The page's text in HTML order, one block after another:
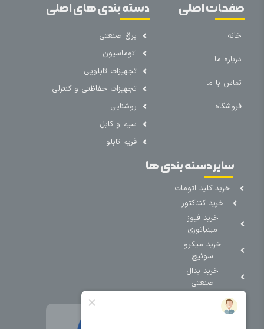
صفحات اصلی
خانه
درباره ما
تماس با ما
فروشگاه
دسته بندی های اصلی
برق صنعتی
اتوماسیون
تجهیزات تابلویی
تجهیزات حفاظتی و کنترلی
روشنایی
سیم و کابل
فریم تابلو
سایر دسته بندی ها
خرید کلید اتومات
خرید کنتاکتور
خرید فیوز
مینیاتوری
خرید میکرو
سوئیچ
خرید پدال
صنعتی